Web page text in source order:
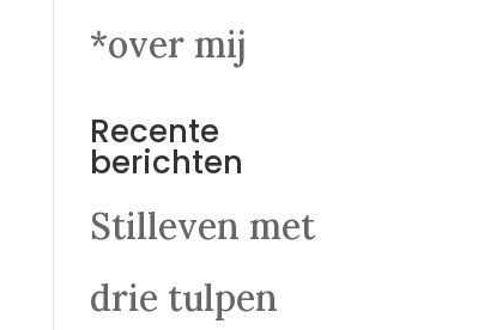
*over mij
Recente
berichten
Stilleven met
drie tulpen